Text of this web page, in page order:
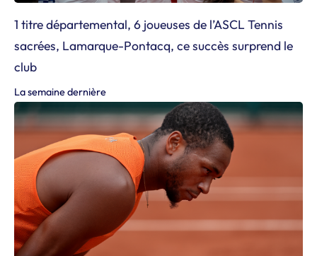
1 titre départemental, 6 joueuses de l’ASCL Tennis
sacrées, Lamarque-Pontacq, ce succès surprend le
club
La semaine dernière